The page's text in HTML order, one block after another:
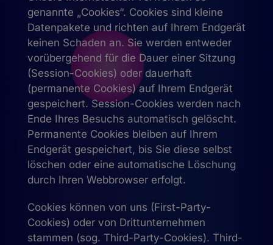
genannte „Cookies“. Cookies sind kleine
Datenpakete und richten auf Ihrem Endgerät
keinen Schaden an. Sie werden entweder
vorübergehend für die Dauer einer Sitzung
(Session-Cookies) oder dauerhaft
(permanente Cookies) auf Ihrem Endgerät
gespeichert. Session-Cookies werden nach
Ende Ihres Besuchs automatisch gelöscht.
Permanente Cookies bleiben auf Ihrem
Endgerät gespeichert, bis Sie diese selbst
löschen oder eine automatische Löschung
durch Ihren Webbrowser erfolgt.
Cookies können von uns (First-Party-
Cookies) oder von Drittunternehmen
stammen (sog. Third-Party-Cookies). Third-